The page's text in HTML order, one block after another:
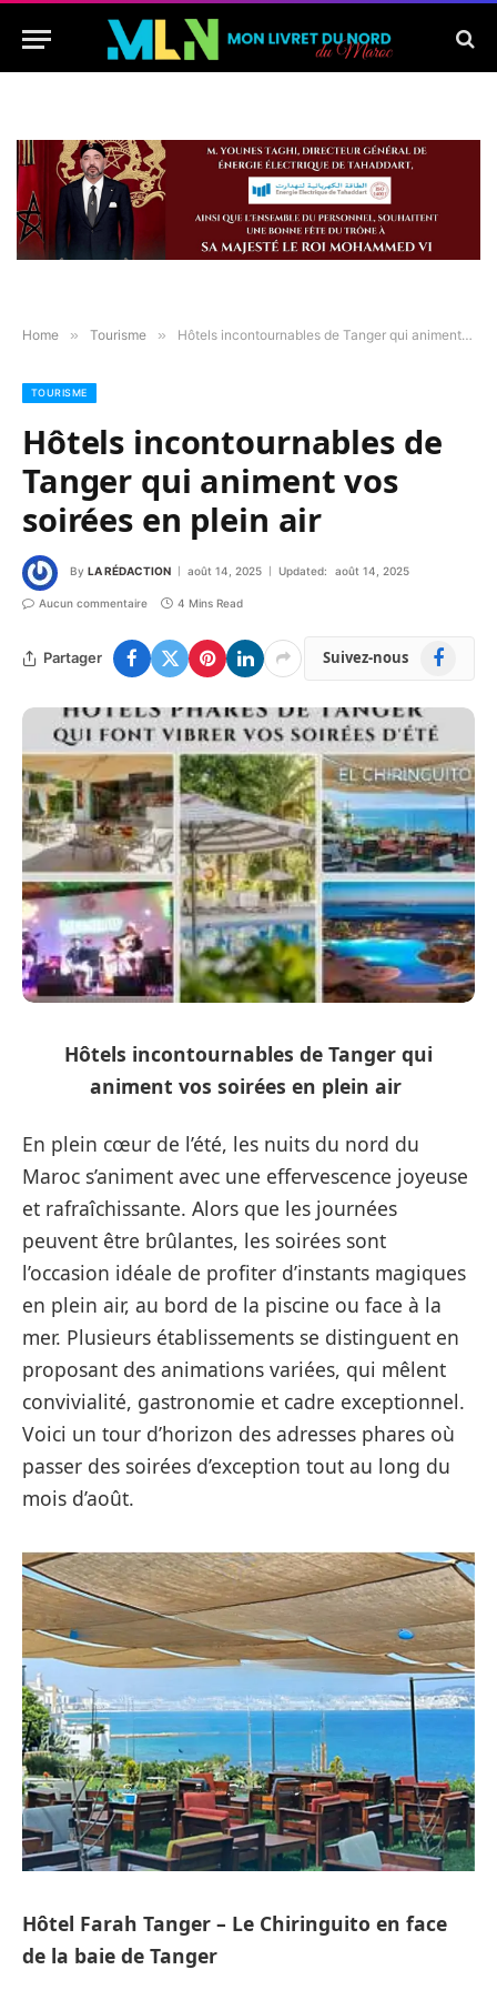
Home » Tourisme » Hôtels incontournables de Tanger qui animent vos soirées en plein air
TOURISME
Hôtels incontournables de
Tanger qui animent vos
soirées en plein air
By LA RÉDACTION août 14, 2025 Updated: août 14, 2025
Aucun commentaire 4 Mins Read
Partager Suivez-nous Facebook
Hôtels incontournables de Tanger qui
animent vos soirées en plein air
En plein cœur de l’été, les nuits du nord du
Maroc s’animent avec une effervescence joyeuse
et rafraîchissante. Alors que les journées
peuvent être brûlantes, les soirées sont
l’occasion idéale de profiter d’instants magiques
en plein air, au bord de la piscine ou face à la
mer. Plusieurs établissements se distinguent en
proposant des animations variées, qui mêlent
convivialité, gastronomie et cadre exceptionnel.
Voici un tour d’horizon des adresses phares où
passer des soirées d’exception tout au long du
mois d’août.
Hôtel Farah Tanger – Le Chiringuito en face
de la baie de Tanger